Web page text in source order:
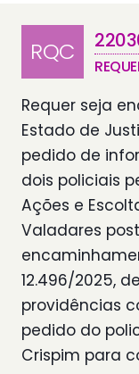
RQC
Requer seja
Estado de
pedido de
dois policiais
Ações e
Valadares
12.496/2025,
providências
pedido do
Crispim para